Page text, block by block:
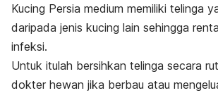
Kucing Persia medium memiliki telinga
daripada jenis kucing lain sehingga
infeksi.
Untuk itulah bersihkan telinga secara
dokter hewan jika berbau atau